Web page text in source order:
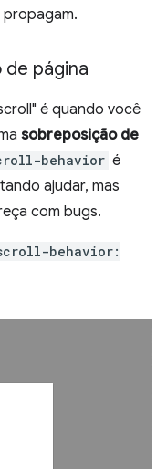
propagam.
página
é quando você
sobreposição de
behavior é
ajudar, mas
com bugs.
behavior: